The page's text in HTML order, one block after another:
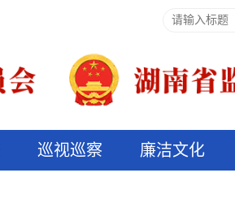
巡视巡察 廉洁文化